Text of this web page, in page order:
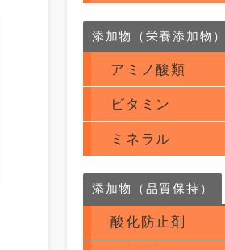
添加物（栄養添加物）
アミノ酸類
ビタミン
ミネラル
添加物（品質保持）
酸化防止剤